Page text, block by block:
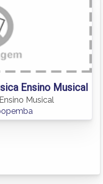
Ensino Musical
Musical